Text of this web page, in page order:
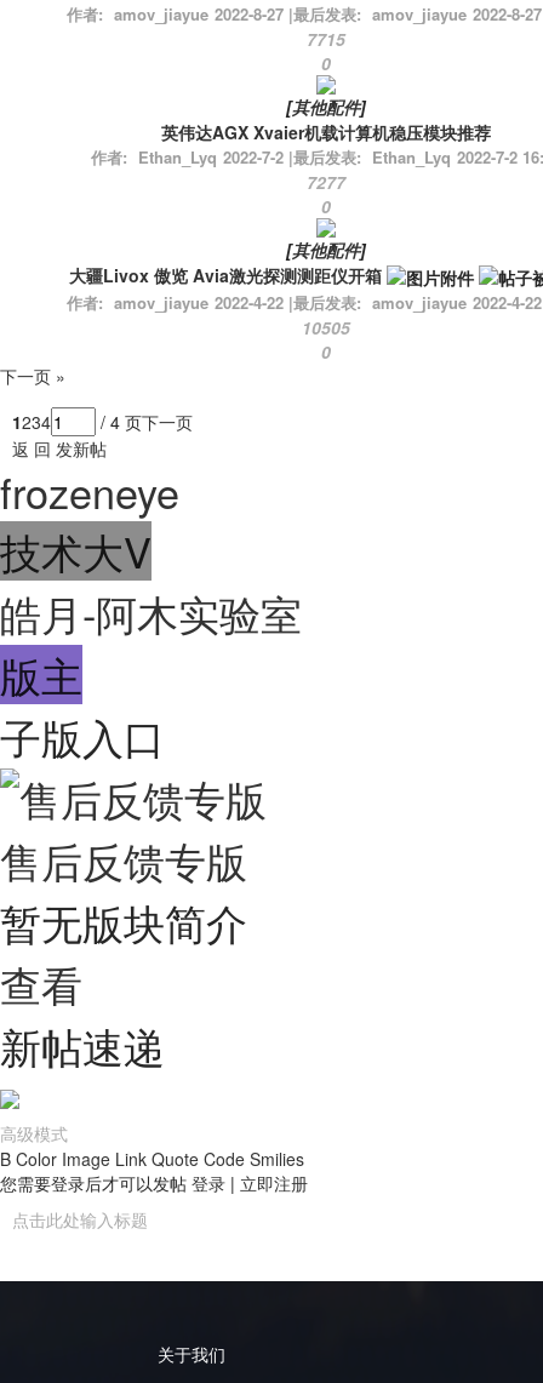
作者: amov_jiayue 2022-8-27 |最后发表: amov_jiayue 2022-8-
7715
0
[其他配件]
英伟达AGX Xvaier机载计算机稳压模块推荐
作者: Ethan_Lyq 2022-7-2 |最后发表: Ethan_Lyq 2022-7-2
7277
0
[其他配件]
大疆Livox 傲览 Avia激光探测测距仪开箱
作者: amov_jiayue 2022-4-22 |最后发表: amov_jiayue 2022-4-
10505
0
下一页 »
1234 / 4 页下一页
返 回 发新帖
frozeneye
技术大V
皓月-阿木实验室
版主
子版入口
售后反馈专版
暂无版块简介
查看
新帖速递
高级模式
B Color Image Link Quote Code Smilies
您需要登录后才可以发帖 登录 | 立即注册
关于我们